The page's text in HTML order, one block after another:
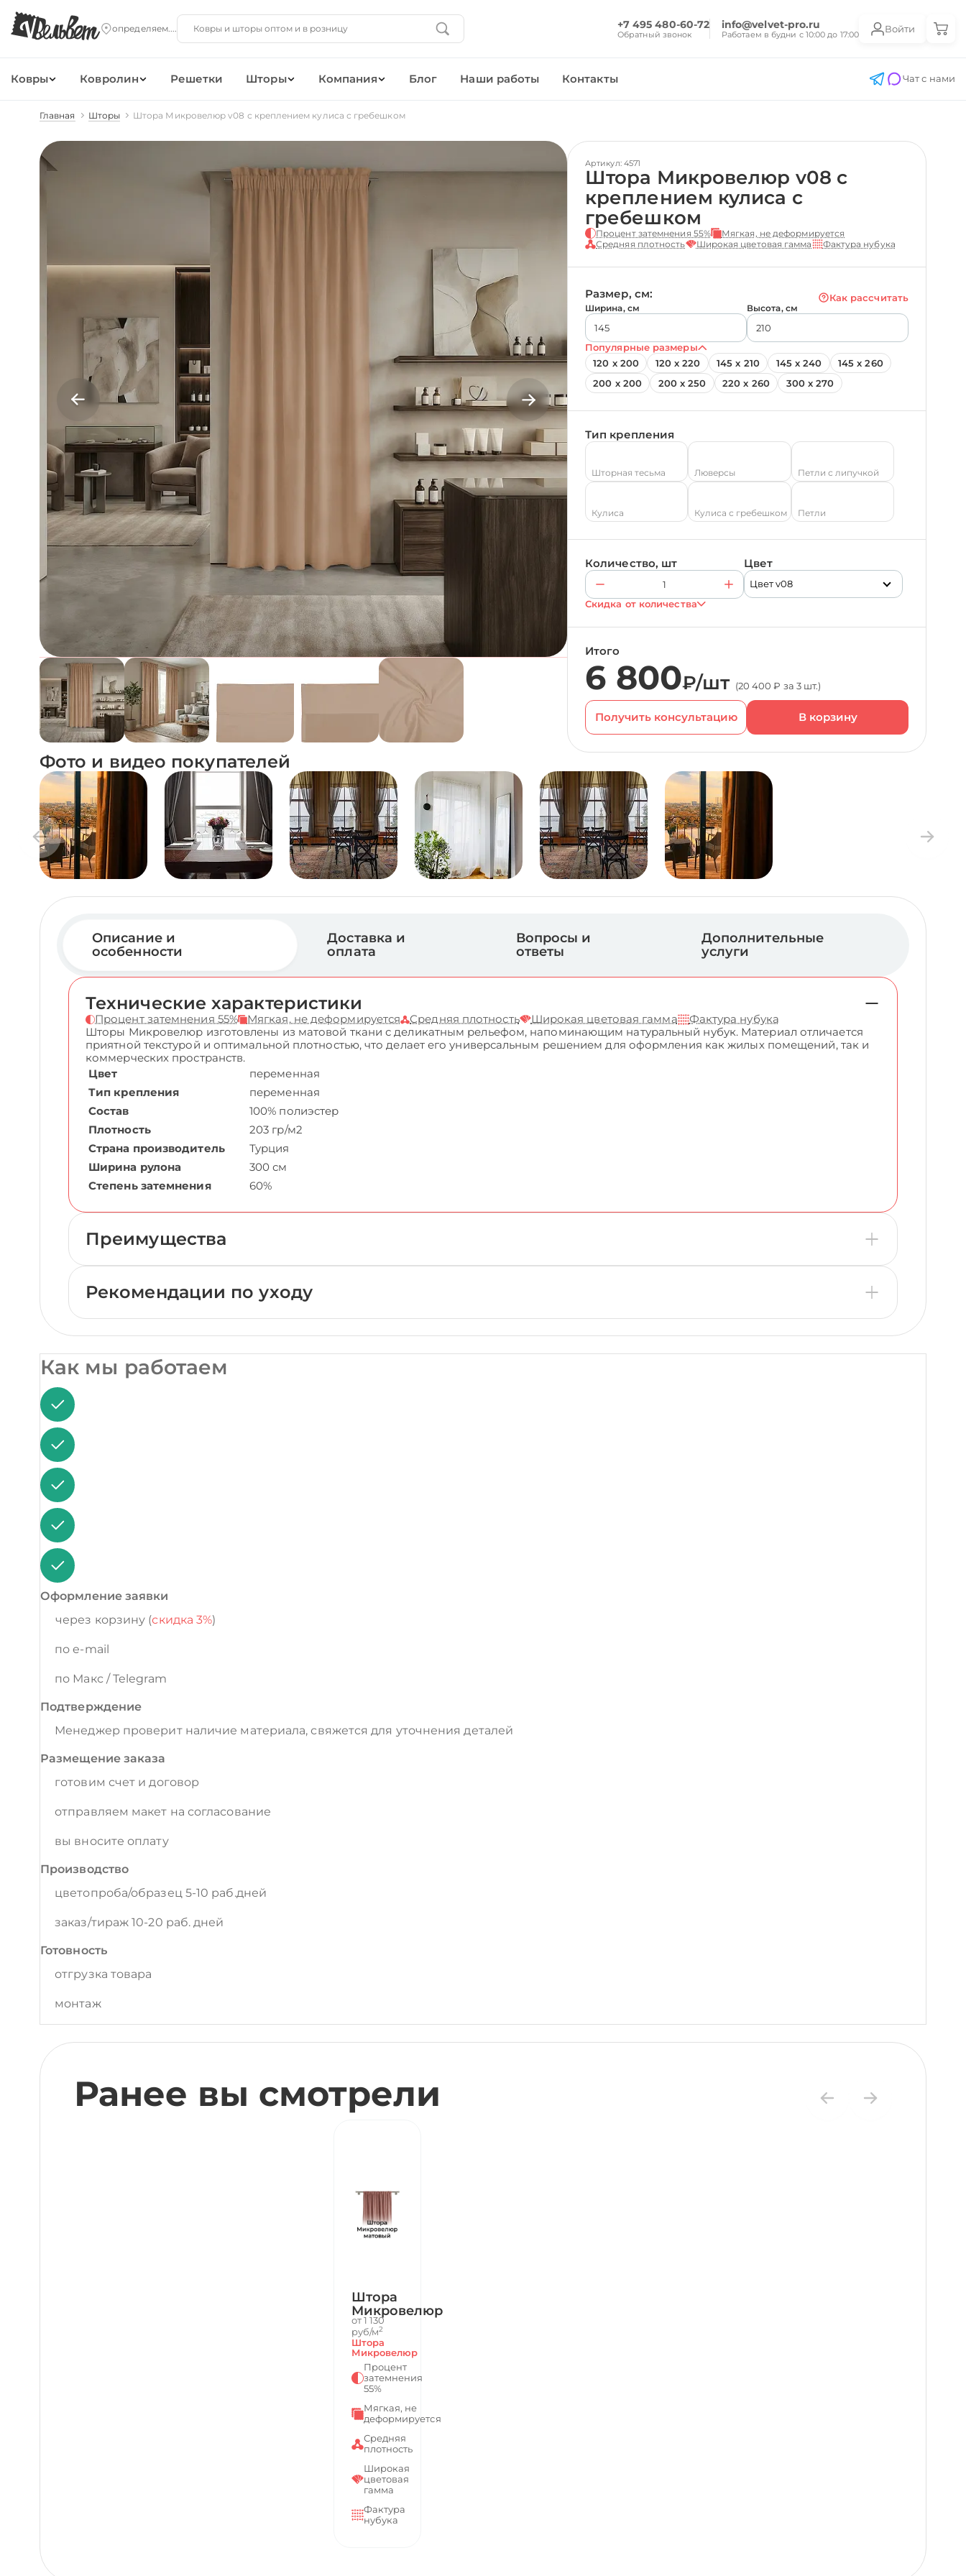
+7 495 480-60-72
Обратный звонок
info@velvet-pro.ru
Работаем в будни с 10:00 до 17:00
Войти
Ковры Ковролин Решетки Шторы Компания Блог Наши работы Контакты Чат с нами
Главная Шторы Штора Микровелюр v08 с креплением кулиса с гребешком
Артикул: 4571
Штора Микровелюр v08 с
креплением кулиса с
гребешком
Процент затемнения 55%
Мягкая, не деформируется
Средняя плотность
Широкая цветовая гамма Фактура нубука
Размер, см: Как рассчитать
Ширина, см Высота, см
Популярные размеры
120 х 200
120 х 220 145 х 210 145 х 240
145 х 260
200 х 200
200 х 250 220 х 260 300 х 270
Тип крепления
Шторная тесьма Люверсы Петли с липучкой
Кулиса Кулиса с гребешком Петли
Количество, шт Цвет
Цвет v08
Скидка от количества
Итого
6 800₽/шт (20 400 ₽ за 3 шт.)
Получить консультацию
Фото и видео покупателей
Описание и
особенности
Доставка и
оплата
Вопросы и
ответы
Дополнительные
услуги
Технические характеристики
Процент затемнения 55% Мягкая, не деформируется Средняя плотность Широкая цветовая гамма
Фактура нубука
Шторы Микровелюр изготовлены из матовой ткани с деликатным рельефом, напоминающим натуральный нубук. Материал отличается
приятной текстурой и оптимальной плотностью, что делает его универсальным решением для оформления как жилых помещений, так и
коммерческих пространств.
Цвет
переменная
Тип крепления
переменная
Состав
100% полиэстер
Плотность
203 гр/м2
Страна производитель
Турция
Ширина рулона
300 см
Степень затемнения
60%
Преимущества
Рекомендации по уходу
Как мы работаем
Оформление заявки
через корзину (скидка 3%)
по e-mail
по Макс / Telegram
Подтверждение
Менеджер проверит наличие материала, свяжется для уточнения деталей
Размещение заказа
готовим счет и договор
отправляем макет на согласование
вы вносите оплату
Производство
цветопроба/образец 5-10 раб.дней
заказ/тираж 10-20 раб. дней
Готовность
отгрузка товара
монтаж
Ранее вы смотрели
Штора
Микровелюр
от 1 130
руб/м2
Штора
Микровелюр
Процент
затемнения
55%
Мягкая, не
деформируется
Средняя
плотность
Широкая
цветовая
гамма
Фактура
нубука